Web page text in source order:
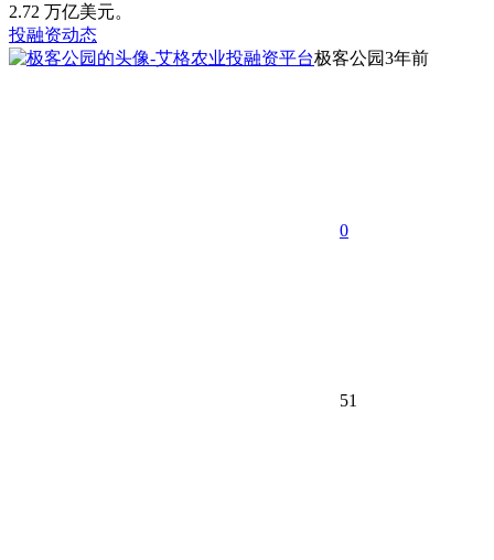
2.72 万亿美元。
投融资动态
极客公园3年前
0
51